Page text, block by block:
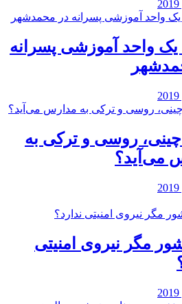
یک واحد آموزشی پسرانه
چینی، روسی و ترکی به
می‌آید؟
مگر نیروی امنیتی